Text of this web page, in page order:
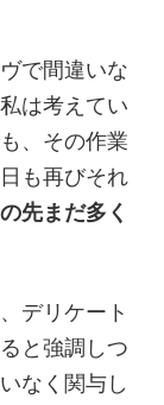
で間違いな
は考えてい
、その作業
も再びそれ
先まだ多く
デリケート
と強調しつ
なく関与し